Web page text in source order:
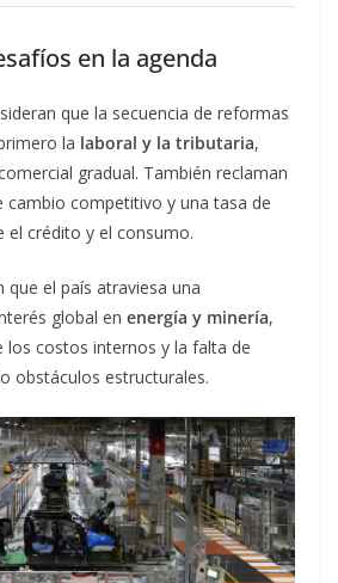
en la agenda
que la secuencia de reformas
la laboral y la tributaria,
gradual. También reclaman
cambio competitivo y una tasa de
el crédito y el consumo.
que el país atraviesa una
global en energía y minería,
los costos internos y la falta de
obstáculos estructurales.